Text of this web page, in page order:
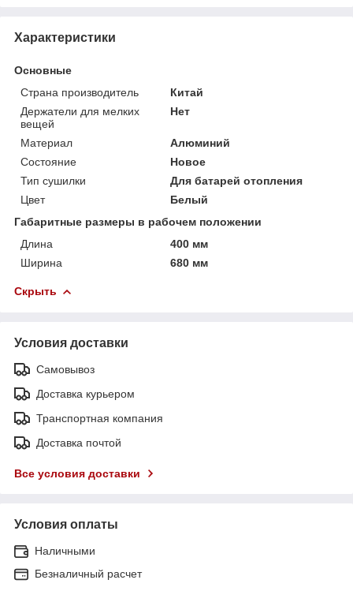
Характеристики
Основные
Страна производитель
Китай
Держатели для мелких
вещей
Нет
Материал
Алюминий
Состояние
Новое
Тип сушилки
Для батарей отопления
Цвет
Белый
Габаритные размеры в рабочем положении
Длина
400 мм
Ширина
680 мм
Скрыть
Условия доставки
Самовывоз
Доставка курьером
Транспортная компания
Доставка почтой
Все условия доставки
Условия оплаты
Наличными
Безналичный расчет